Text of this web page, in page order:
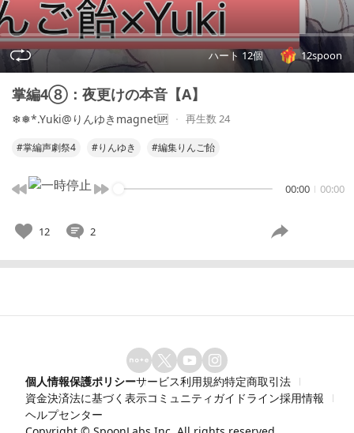
ハート 12個 12spoon
掌編4⑧：夜更けの本音【A】
❄❅*.Yuki@りんゆきmagnet🆙 再生数 24
#掌編声劇祭4 #りんゆき #編集りんご飴
00:00 00:00
12 2
個人情報保護ポリシーサービス利用規約特定商取引法
資金決済法に基づく表示コミュニティガイドライン採用情報
ヘルプセンター